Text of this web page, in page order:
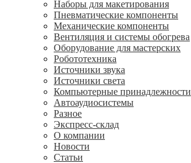
Наборы для макетирования
Пневматические компоненты
Механические компоненты
Вентиляция и системы обогрева
Оборудование для мастерских
Робототехника
Источники звука
Источники света
Компьютерные принадлежности
Автоаудиосистемы
Разное
Экспресс-склад
О компании
Новости
Статьи